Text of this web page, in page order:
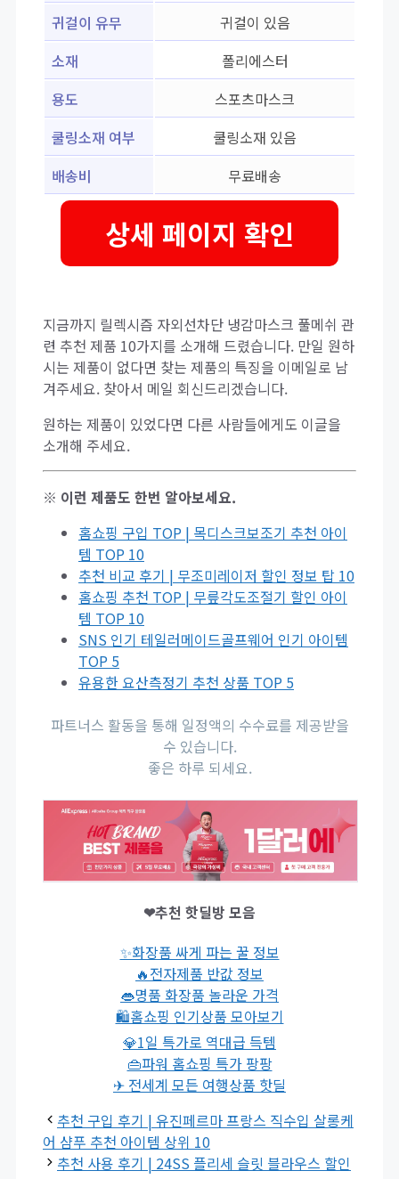
귀걸이 유무
귀걸이 있음
소재
폴리에스터
용도
스포츠마스크
쿨링소재 여부
쿨링소재 있음
배송비
무료배송
상세 페이지 확인
지금까지 릴렉시즘 자외선차단 냉감마스크 풀메쉬 관
련 추천 제품 10가지를 소개해 드렸습니다. 만일 원하
시는 제품이 없다면 찾는 제품의 특징을 이메일로 남
겨주세요. 찾아서 메일 회신드리겠습니다.
원하는 제품이 있었다면 다른 사람들에게도 이글을
소개해 주세요.
※ 이런 제품도 한번 알아보세요.
홈쇼핑 구입 TOP | 목디스크보조기 추천 아이
템 TOP 10
추천 비교 후기 | 무조미레이저 할인 정보 탑 10
홈쇼핑 추천 TOP | 무릎각도조절기 할인 아이
템 TOP 10
SNS 인기 테일러메이드골프웨어 인기 아이템
TOP 5
유용한 요산측정기 추천 상품 TOP 5
파트너스 활동을 통해 일정액의 수수료를 제공받을
수 있습니다.
좋은 하루 되세요.
❤추천 핫딜방 모음
✨화장품 싸게 파는 꿀 정보
🔥전자제품 반값 정보
👄명품 화장품 놀라운 가격
🛍홈쇼핑 인기상품 모아보기
💎1일 특가로 역대급 득템
👜파워 홈쇼핑 특가 팡팡
✈ 전세계 모든 여행상품 핫딜
추천 구입 후기 | 유진페르마 프랑스 직수입 살롱케
어 샴푸 추천 아이템 상위 10
추천 사용 후기 | 24SS 플리세 슬릿 블라우스 할인